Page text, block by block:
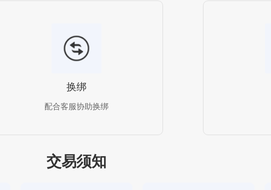
换绑
配合客服协助换绑
交易须知